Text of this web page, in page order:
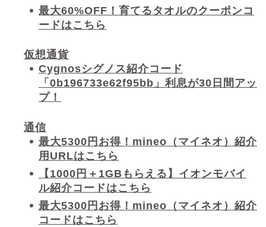
最大60%OFF！育てるタオルのクーポンコ
ードはこちら
仮想通貨
Cygnosシグノス紹介コード
「0b196733e62f95bb」利息が30日間アッ
プ！
通信
最大5300円お得！mineo（マイネオ）紹介
用URLはこちら
【1000円＋1GBもらえる】イオンモバイ
ル紹介コードはこちら
最大5300円お得！mineo（マイネオ）紹介
コードはこちら